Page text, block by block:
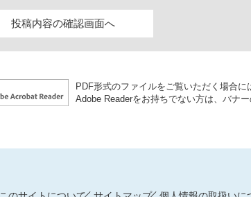
PDF形式のファイルをご覧いただく場合に
Adobe Readerをお持ちでない方は、バナ